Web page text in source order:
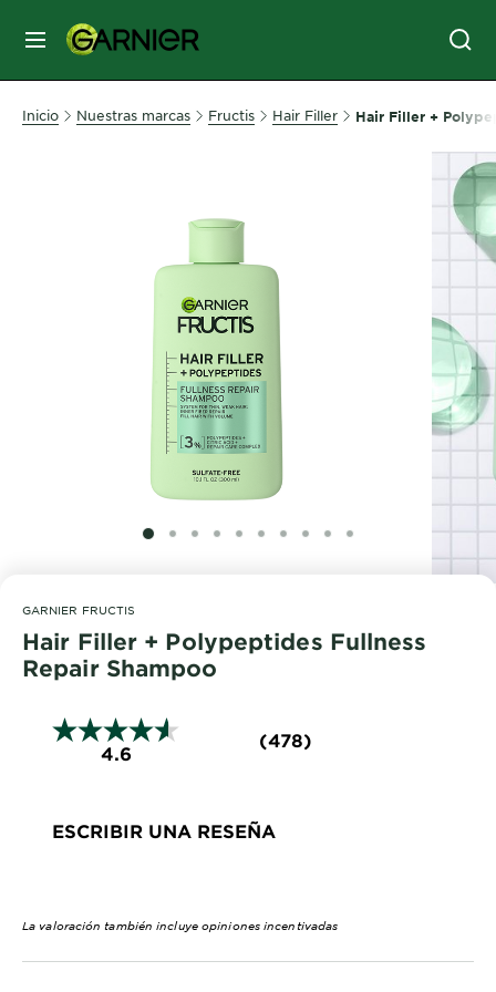
MENÚ
SKIN
Key
Ingredients
Beauty
Inicio Nuestras marcas Fructis Hair Filler Hair Filler +
SLIDE 1
SLIDE 2
SLIDE 3
SLIDE 4
SLIDE 5
SLIDE 6
SLIDE 7
SLIDE 8
SLIDE 9
SLIDE 10
GARNIER FRUCTIS
Hair Filler + Polypeptides Fullness
Repair Shampoo
4.6
(478)
ESCRIBIR UNA RESEÑA
La valoración también incluye opiniones incentivadas